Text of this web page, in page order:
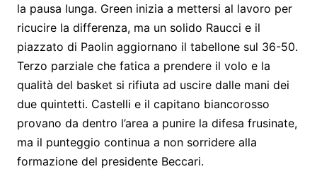
la pausa lunga. Green inizia a mettersi al lavoro per
ricucire la differenza, ma un solido Raucci e il
piazzato di Paolin aggiornano il tabellone sul 36-50.
Terzo parziale che fatica a prendere il volo e la
qualità del basket si rifiuta ad uscire dalle mani dei
due quintetti. Castelli e il capitano biancorosso
provano da dentro l’area a punire la difesa frusinate,
ma il punteggio continua a non sorridere alla
formazione del presidente Beccari.